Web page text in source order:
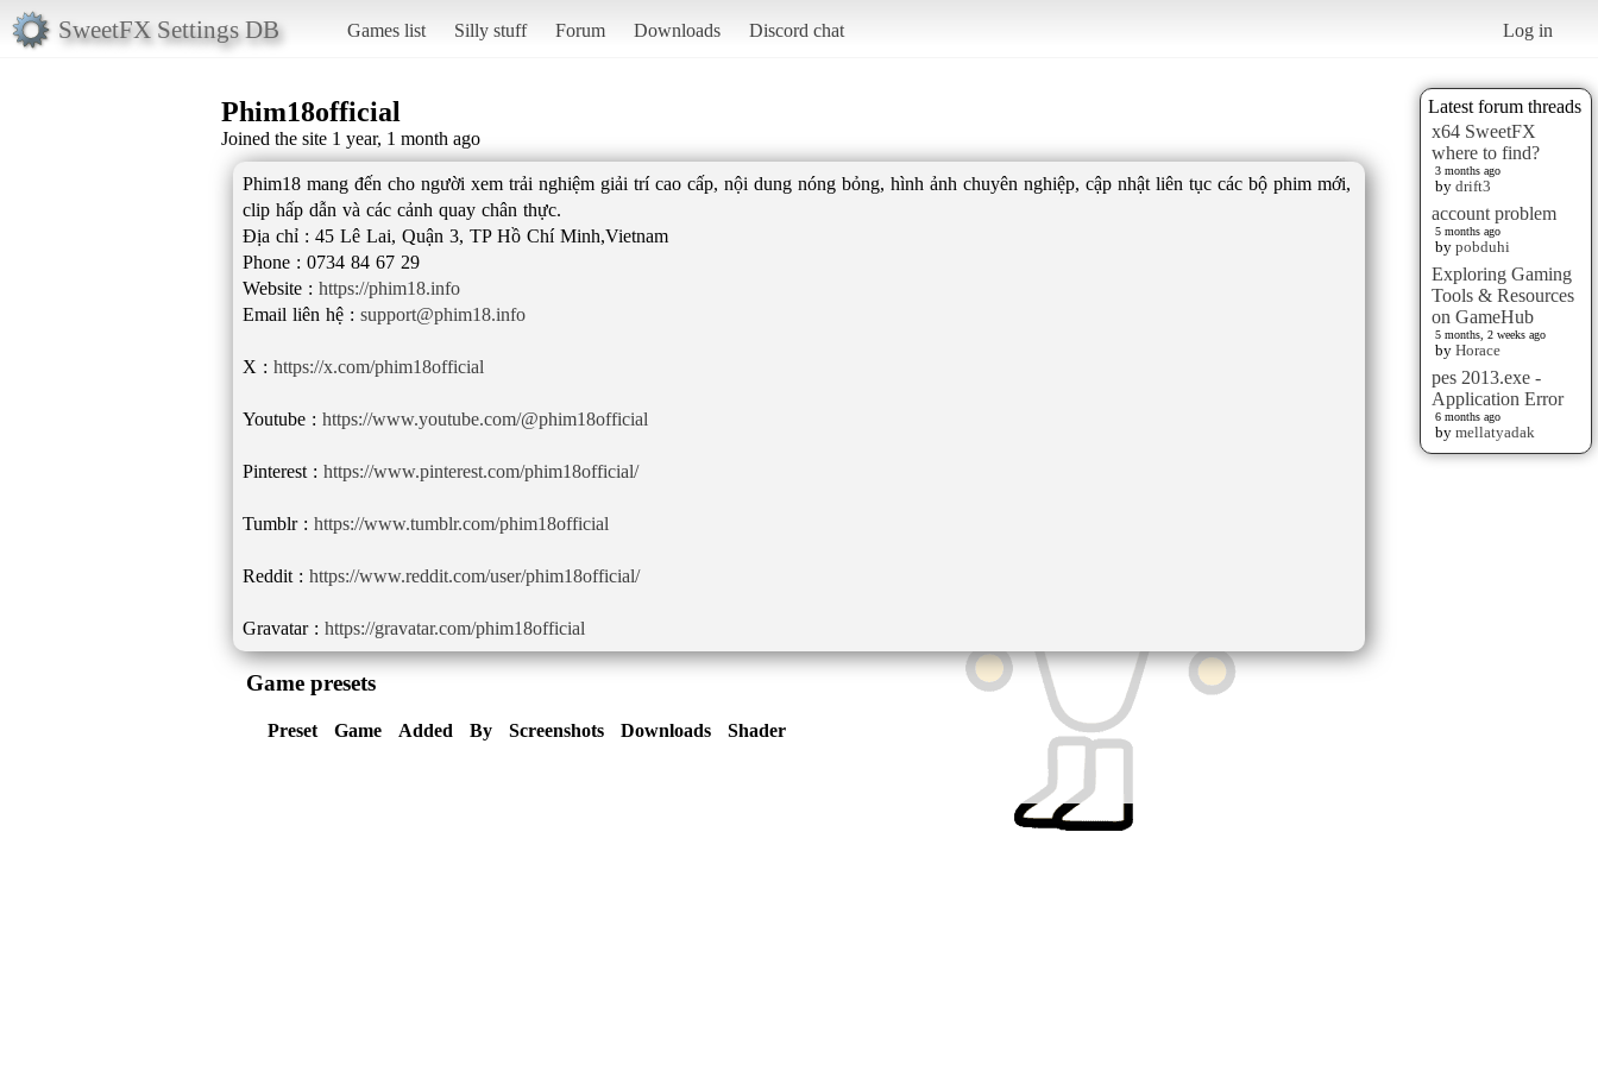
SweetFX Settings DB Games list Silly stuff Forum Downloads Discord chat Log in
Latest forum threads
x64 SweetFX
where to find?
3 months ago
by drift3
account problem
5 months ago
by pobduhi
Exploring Gaming
Tools & Resources
on GameHub
5 months, 2 weeks ago
by Horace
pes 2013.exe -
Application Error
6 months ago
by mellatyadak
Phim18official
Joined the site 1 year, 1 month ago
Phim18 mang đến cho người xem trải nghiệm giải trí cao cấp, nội dung nóng bỏng, hình ảnh chuyên nghiệp, cập nhật liên tục các bộ phim mới,
clip hấp dẫn và các cảnh quay chân thực.
Địa chỉ : 45 Lê Lai, Quận 3, TP Hồ Chí Minh,Vietnam
Phone : 0734 84 67 29
Website : https://phim18.info
Email liên hệ : support@phim18.info
X : https://x.com/phim18official
Youtube : https://www.youtube.com/@phim18official
Pinterest : https://www.pinterest.com/phim18official/
Tumblr : https://www.tumblr.com/phim18official
Reddit : https://www.reddit.com/user/phim18official/
Gravatar : https://gravatar.com/phim18official
Game presets
Preset Game Added By Screenshots Downloads Shader